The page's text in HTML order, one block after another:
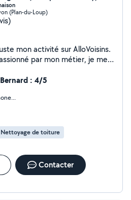
(Plan-du-Loup)
mon activité sur AlloVoisins.
par mon métier, je mets
vous garantir un travail
dans les règles de l'art. Je
en discuter.
: 4/5
Nettoyage de toiture
Contacter